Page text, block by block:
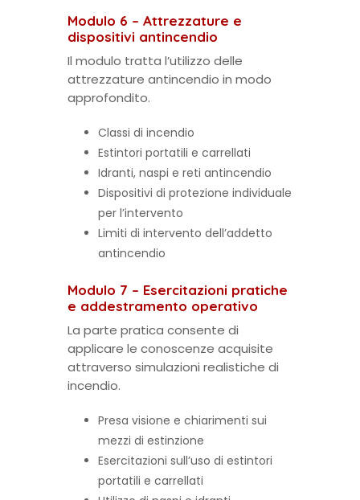
Modulo 6 – Attrezzature e
dispositivi antincendio
Il modulo tratta l’utilizzo delle
attrezzature antincendio in modo
approfondito.
Classi di incendio
Estintori portatili e carrellati
Idranti, naspi e reti antincendio
Dispositivi di protezione individuale
per l’intervento
Limiti di intervento dell’addetto
antincendio
Modulo 7 – Esercitazioni pratiche
e addestramento operativo
La parte pratica consente di
applicare le conoscenze acquisite
attraverso simulazioni realistiche di
incendio.
Presa visione e chiarimenti sui
mezzi di estinzione
Esercitazioni sull’uso di estintori
portatili e carrellati